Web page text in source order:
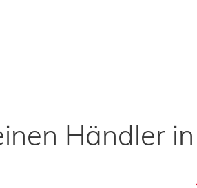
Händler